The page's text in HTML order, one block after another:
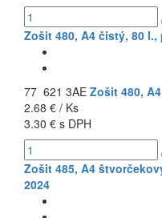
Zošit 480, A4 čistý, 80 l.,
77 621 3AE Zošit 480,
2.68 € / Ks
3.30 € s DPH
Zošit 485, A4
2024